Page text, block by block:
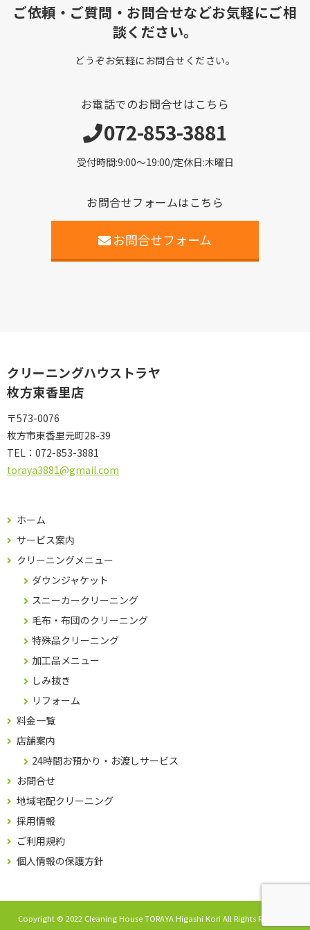
ご依頼・ご質問・お問合せなどお気軽にご相
談ください。
どうぞお気軽にお問合せください。
お電話でのお問合せはこちら
072-853-3881
受付時間:9:00〜19:00/定休日:木曜日
お問合せフォームはこちら
お問合せフォーム
クリーニングハウストラヤ
枚方東香里店
〒573-0076
枚方市東香里元町28-39
TEL： 072-853-3881
toraya3881@gmail.com
ホーム
サービス案内
クリーニングメニュー
ダウンジャケット
スニーカークリーニング
毛布・布団のクリーニング
特殊品クリーニング
加工品メニュー
しみ抜き
リフォーム
料金一覧
店舗案内
24時間お預かり・お渡しサービス
お問合せ
地域宅配クリーニング
採用情報
ご利用規約
個人情報の保護方針
Copyright © 2022 Cleaning House TORAYA Higashi Kori All Rights Reserved.